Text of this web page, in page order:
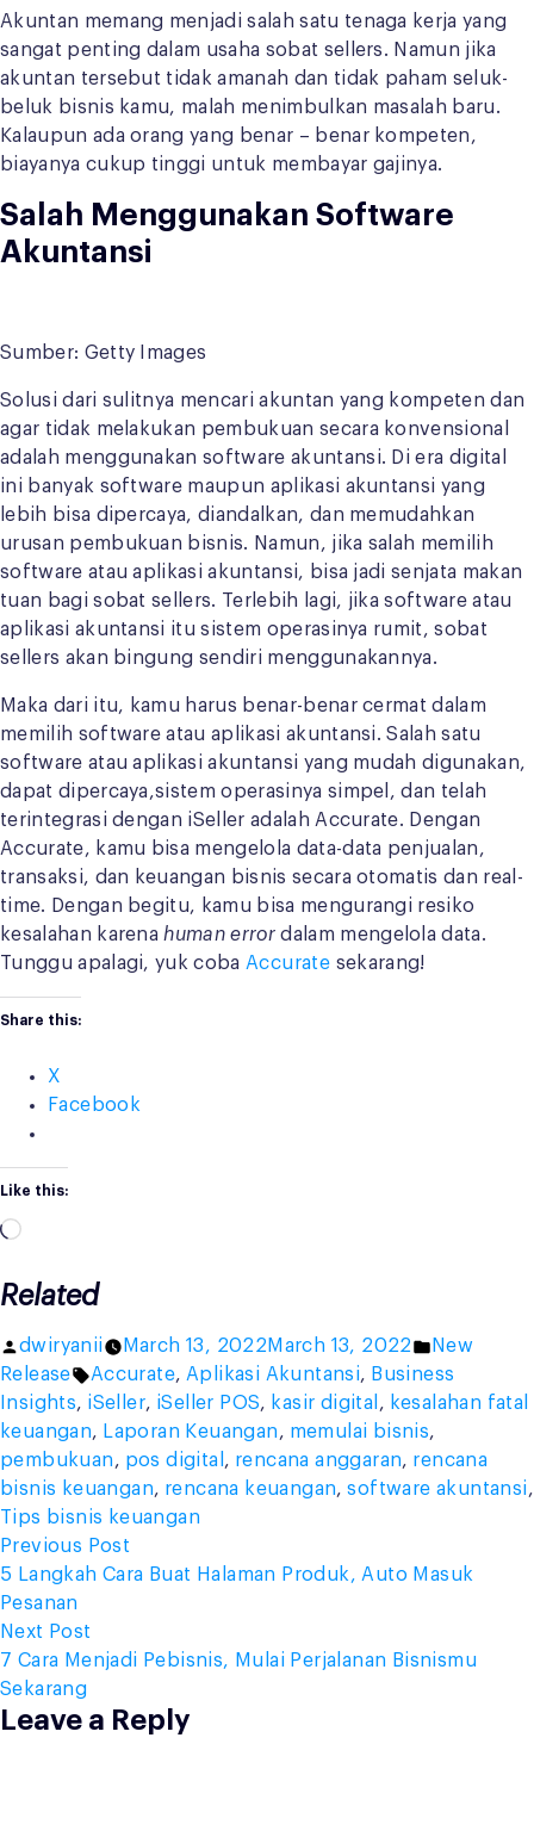
Akuntan memang menjadi salah satu tenaga kerja yang
sangat penting dalam usaha sobat sellers. Namun jika
akuntan tersebut tidak amanah dan tidak paham seluk-
beluk bisnis kamu, malah menimbulkan masalah baru.
Kalaupun ada orang yang benar – benar kompeten,
biayanya cukup tinggi untuk membayar gajinya.
Salah Menggunakan Software
Akuntansi
Sumber: Getty Images
Solusi dari sulitnya mencari akuntan yang kompeten dan
agar tidak melakukan pembukuan secara konvensional
adalah menggunakan software akuntansi. Di era digital
ini banyak software maupun aplikasi akuntansi yang
lebih bisa dipercaya, diandalkan, dan memudahkan
urusan pembukuan bisnis. Namun, jika salah memilih
software atau aplikasi akuntansi, bisa jadi senjata makan
tuan bagi sobat sellers. Terlebih lagi, jika software atau
aplikasi akuntansi itu sistem operasinya rumit, sobat
sellers akan bingung sendiri menggunakannya.
Maka dari itu, kamu harus benar-benar cermat dalam
memilih software atau aplikasi akuntansi. Salah satu
software atau aplikasi akuntansi yang mudah digunakan,
dapat dipercaya,sistem operasinya simpel, dan telah
terintegrasi dengan iSeller adalah Accurate. Dengan
Accurate, kamu bisa mengelola data-data penjualan,
transaksi, dan keuangan bisnis secara otomatis dan real-
time. Dengan begitu, kamu bisa mengurangi resiko
kesalahan karena human errordalam mengelola data.
Tunggu apalagi, yuk coba Accurate sekarang!
Share this:
X
Facebook
Like this:
Loading…
Related
Posted
by
dwiryanii March 13, 2022 March 13, 2022
Posted
in
New
Release
Tags:
Accurate, Aplikasi Akuntansi, Business
Insights, iSeller, iSeller POS, kasir digital , kesalahan fatal
keuangan, Laporan Keuangan, memulai bisnis,
pembukuan, pos digital , rencana anggaran, rencana
bisnis keuangan, rencana keuangan,software akuntansi,
Tips bisnis keuangan
Post
navigation
Previous Post
post:
5 Langkah Cara Buat Halaman Produk, Auto Masuk
Pesanan
Next Post
post:
7 Cara Menjadi Pebisnis, Mulai Perjalanan Bisnismu
Sekarang
Leave a Reply